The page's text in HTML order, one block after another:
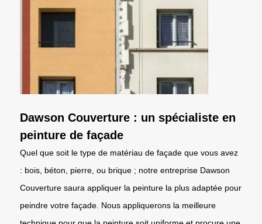
Dawson Couverture : un spécialiste en
peinture de façade
Quel que soit le type de matériau de façade que vous avez
: bois, béton, pierre, ou brique ; notre entreprise Dawson
Couverture saura appliquer la peinture la plus adaptée pour
peindre votre façade. Nous appliquerons la meilleure